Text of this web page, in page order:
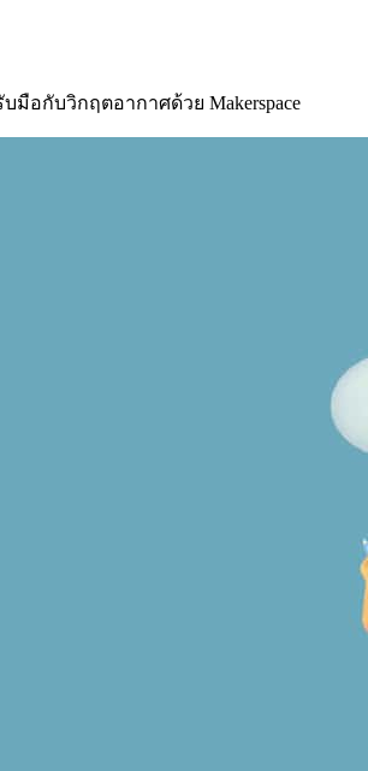
มือกับวิกฤตอากาศด้วย Makerspace